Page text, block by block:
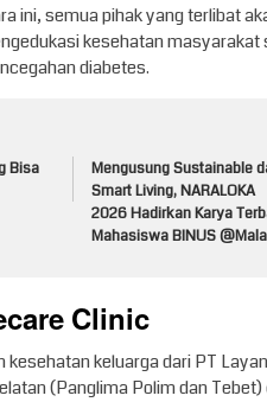
ini, semua pihak yang terlibat
kesehatan
diabetes.
Bisa
Mengusung Sustainable
Smart Living, NARALOKA
2026 Hadirkan Karya
Mahasiswa BINUS
Clinic
kesehatan keluarga dari PT
(Panglima Polim dan